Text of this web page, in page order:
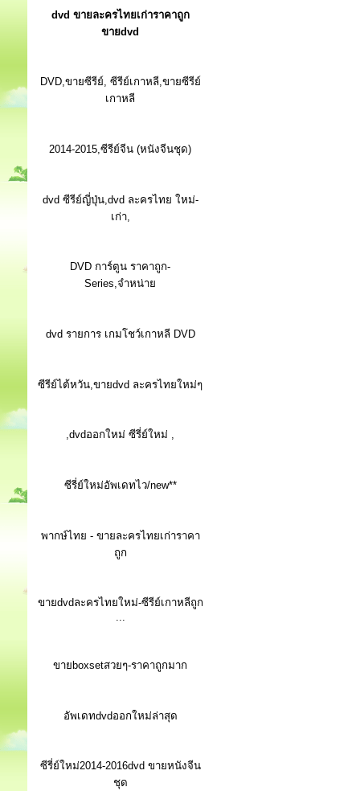
dvd ขายละครไทยเก่าราคาถูก
ขายdvd
DVD,ขายซีรีย์, ซีรีย์เกาหลี,ขายซีรีย์
เกาหลี
2014-2015,ซีรีย์จีน (หนังจีนชุด)
dvd ซีรีย์ญี่ปุ่น,dvd ละครไทย ใหม่-
เก่า,
DVD การ์ตูน ราคาถูก-
Series,จำหน่าย
dvd รายการ เกมโชว์เกาหลี DVD
ซีรีย์ไต้หวัน,ขายdvd ละครไทยใหม่ๆ
,dvdออกใหม่ ซีรี่ย์ใหม่ ,
ซีรี่ย์ใหม่อัพเดทไว/new**
พากษ์ไทย - ขายละครไทยเก่าราคา
ถูก
ขายdvdละครไทยใหม่-ซีรีย์เกาหลีถูก
...
ขายboxsetสวยๆ-ราคาถูกมาก
อัพเดทdvdออกใหม่ล่าสุด
ซีรี่ย์ใหม่2014-2016dvd ขายหนังจีน
ชุด